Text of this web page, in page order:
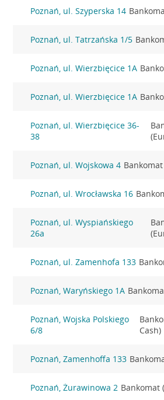
Poznań, ul. Szyperska 14
Poznań, ul. Tatrzańska 1/5
Poznań, ul. Wierzbięcice 1A
Poznań, ul. Wierzbięcice 1A
Poznań, ul. Wierzbięcice 36-
38
Poznań, ul. Wojskowa 4
Poznań, ul. Wrocławska 16
Poznań, ul. Wyspiańskiego
26a
Poznań, ul. Zamenhofa 133
Poznań, Waryńskiego 1A
Poznań, Wojska Polskiego
6/8
Cash)
Poznań, Zamenhoffa 133
Poznań, Żurawinowa 2 Bankomat